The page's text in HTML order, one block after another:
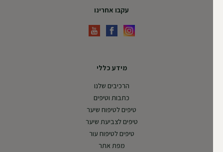
מידע כללי
הרכיבים שלנו
כתבות וטיפים
טיפים לטיפוח שיער
טיפים לצביעת שיער
טיפים לטיפוח עור
מפת אתר
עקבו אחרינו